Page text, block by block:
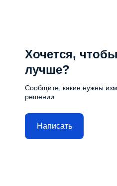
Хочется,
лучше?
Сообщите, какие нужны
решении
Написать